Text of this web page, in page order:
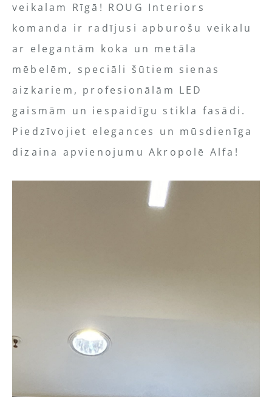
veikalam Rīgā! ROUG Interiors
komanda ir radījusi apburošu veikalu
ar elegantām koka un metāla
mēbelēm, speciāli šūtiem sienas
aizkariem, profesionālām LED
gaismām un iespaidīgu stikla fasādi.
Piedzīvojiet elegances un mūsdienīga
dizaina apvienojumu Akropolē Alfa!